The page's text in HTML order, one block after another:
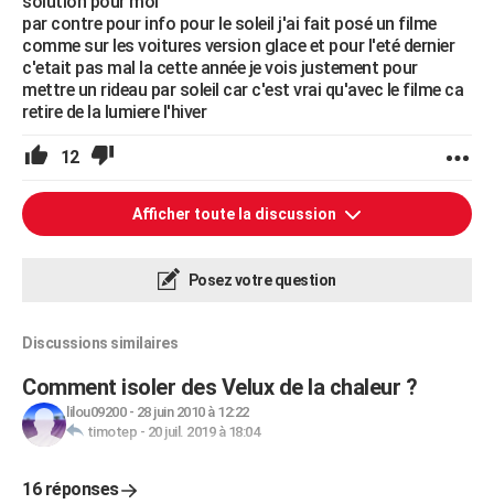
par contre pour info pour le soleil j'ai fait posé un filme
comme sur les voitures version glace et pour l'eté dernier
c'etait pas mal la cette année je vois justement pour
mettre un rideau par soleil car c'est vrai qu'avec le filme ca
retire de la lumiere l'hiver
12
Afficher toute la discussion
Posez votre question
Discussions similaires
Comment isoler des Velux de la chaleur ?
lilou09200- 28 juin 2010 à 12:22
timotep - 20 juil. 2019 à 18:04
16 réponses